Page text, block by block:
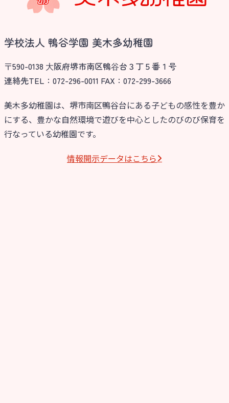
学校法人 鴨谷学園 美木多幼稚園
〒590-0138 ⼤阪府堺市南区鴨⾕台３丁５番１号
連絡先TEL：072-296-0011 FAX：072-299-3666
美木多幼稚園は、堺市南区鴨谷台にある子どもの感性を豊か
にする、豊かな自然環境で遊びを中心としたのびのび保育を
行なっている幼稚園です。
情報開⽰データはこちら
お知らせ
今日の幼稚園
園児募集要項
教職員募集
園のこと